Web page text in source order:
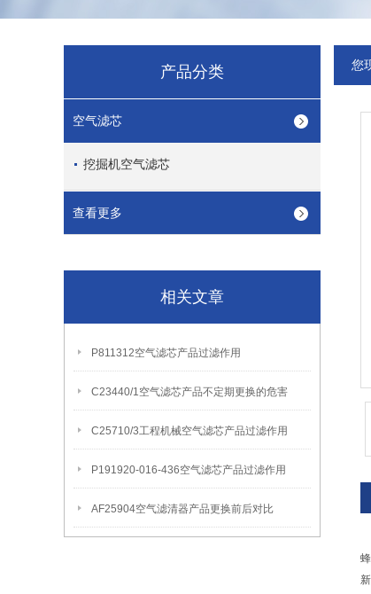
产品分类
空气滤芯
挖掘机空气滤芯
查看更多
相关文章
P811312空气滤芯产品过滤作用
C23440/1空气滤芯产品不定期更换的危害
C25710/3工程机械空气滤芯产品过滤作用
P191920-016-436空气滤芯产品过滤作用
AF25904空气滤清器产品更换前后对比
您